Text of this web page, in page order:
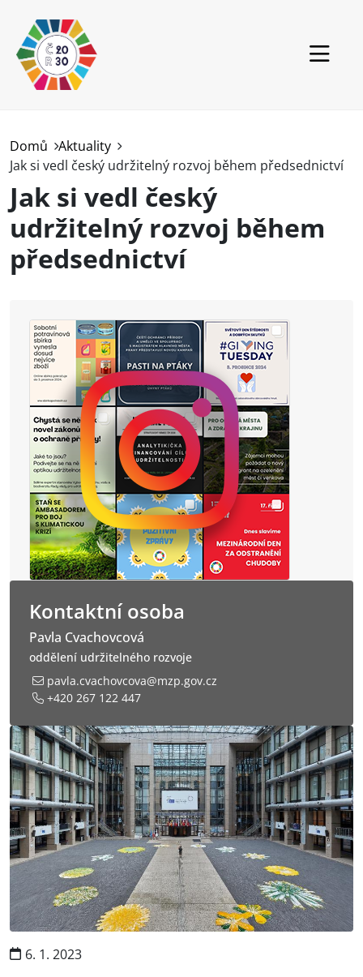
Svět
RVUR
Projekty
Aktuality
EN
Domů
Aktuality
Jak si vedl český udržitelný rozvoj během předsednictví
Jak si vedl český
udržitelný rozvoj během
předsednictví
6. 1. 2023
Kontaktní osoba
Pavla Cvachovcová
oddělení udržitelného rozvoje
pavla.cvachovcova@mzp.gov.cz
+420 267 122 447